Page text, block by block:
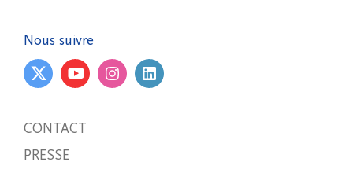
Nous suivre
CONTACT
PRESSE